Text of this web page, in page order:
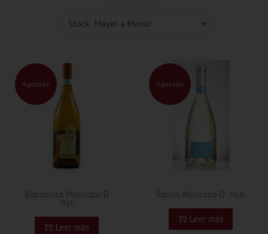
Agotado
Leer más
Agotado
Leer más